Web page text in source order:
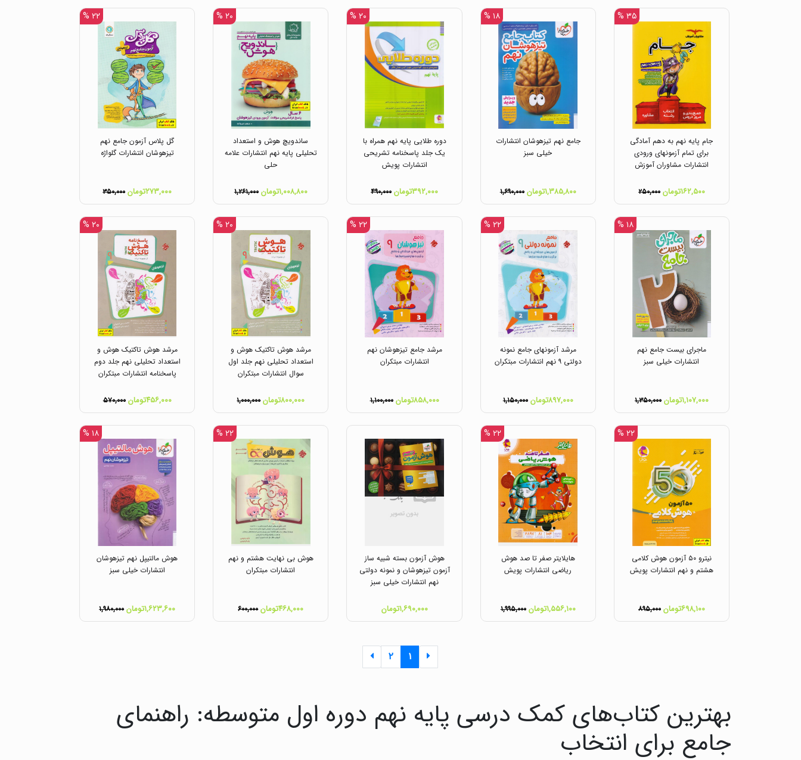
۳۵ %
جام پایه نهم به دهم آمادگی
برای تمام آزمونهای ورودی
انتشارات مشاوران آموزش
۱۶۲,۵۰۰تومان ۲۵۰,۰۰۰
۱۸ %
جامع نهم تیزهوشان انتشارات
خیلی سبز
۱,۳۸۵,۸۰۰تومان ۱,۶۹۰,۰۰۰
۲۰ %
دوره طلایی پایه نهم همراه با
یک جلد پاسخنامه تشریحی
انتشارات پویش
۳۹۲,۰۰۰تومان ۴۹۰,۰۰۰
۲۰ %
ساندویچ هوش و استعداد
تحلیلی پایه نهم انتشارات علامه
حلی
۱,۰۰۸,۸۰۰تومان ۱,۲۶۱,۰۰۰
۲۲ %
گل پلاس آزمون جامع نهم
تیزهوشان انتشارات گلواژه
۲۷۳,۰۰۰تومان ۳۵۰,۰۰۰
۱۸ %
ماجرای بیست جامع نهم
انتشارات خیلی سبز
۱,۱۰۷,۰۰۰تومان ۱,۳۵۰,۰۰۰
۲۲ %
مرشد آزمونهای جامع نمونه
دولتی ۹ نهم انتشارات مبتکران
۸۹۷,۰۰۰تومان ۱,۱۵۰,۰۰۰
۲۲ %
مرشد جامع تیزهوشان نهم
انتشارات مبتکران
۸۵۸,۰۰۰تومان ۱,۱۰۰,۰۰۰
۲۰ %
مرشد هوش تاکتیک هوش و
استعداد تحلیلی نهم جلد اول
سوال انتشارات مبتکران
۸۰۰,۰۰۰تومان ۱,۰۰۰,۰۰۰
۲۰ %
مرشد هوش تاکتیک هوش و
استعداد تحلیلی نهم جلد دوم
پاسخنامه انتشارات مبتکران
۴۵۶,۰۰۰تومان ۵۷۰,۰۰۰
۲۲ %
نیترو ۵۰ آزمون هوش کلامی
هشتم و نهم انتشارات پویش
۶۹۸,۱۰۰تومان ۸۹۵,۰۰۰
۲۲ %
هایلایتر صفر تا صد هوش
ریاضی انتشارات پویش
۱,۵۵۶,۱۰۰تومان ۱,۹۹۵,۰۰۰
هوش آزمون بسته شبیه ساز
آزمون تیزهوشان و نمونه دولتی
نهم انتشارات خیلی سبز
۱,۶۹۰,۰۰۰تومان
۲۲ %
هوش بی نهایت هشتم و نهم
انتشارات مبتکران
۴۶۸,۰۰۰تومان ۶۰۰,۰۰۰
۱۸ %
هوش مالتیپل نهم تیزهوشان
انتشارات خیلی سبز
۱,۶۲۳,۶۰۰تومان ۱,۹۸۰,۰۰۰
۱ ۲
بهترین کتاب‌های کمک درسی پایه نهم دوره اول متوسطه: راهنمای
جامع برای انتخاب